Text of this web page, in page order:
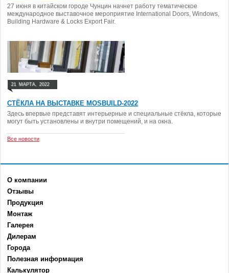
27 июня в китайском городе Чунцин начнет работу тематическое
международное выставочное мероприятие International Doors, Windows,
Building Hardware & Locks Export Fair.
21 МАРТА, 2022
СТЁКЛА НА ВЫСТАВКЕ MOSBUILD-2022
Здесь впервые представят интерьерные и специальные стёкла, которые
могут быть установлены и внутри помещений, и на окна.
Все новости
О компании
Отзывы
Продукция
Монтаж
Галерея
Дилерам
Города
Полезная информация
Калькулятор